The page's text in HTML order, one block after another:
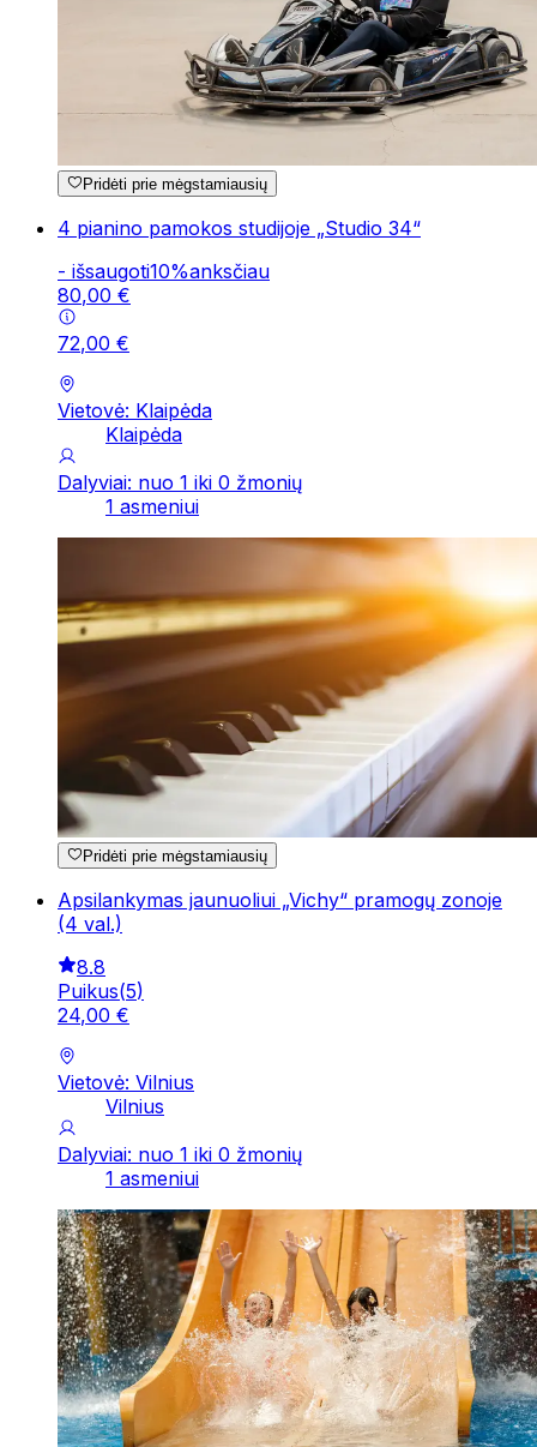
Pridėti prie mėgstamiausių
4 pianino pamokos studijoje „Studio 34“
- išsaugoti10%anksčiau
80,00 €
72,00 €
Vietovė: Klaipėda
Klaipėda
Dalyviai: nuo 1 iki 0 žmonių
1 asmeniui
Pridėti prie mėgstamiausių
Apsilankymas jaunuoliui „Vichy“ pramogų zonoje
(4 val.)
8.8
Puikus(5)
24,00 €
Vietovė: Vilnius
Vilnius
Dalyviai: nuo 1 iki 0 žmonių
1 asmeniui